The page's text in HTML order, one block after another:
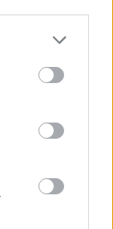
nötigen
zu legen,
ALYX 9SM.
der Royal
veredeln die